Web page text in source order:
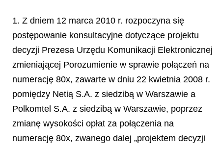
1. Z dniem 12 marca 2010 r. rozpoczyna się
postępowanie konsultacyjne dotyczące projektu
decyzji Prezesa Urzędu Komunikacji Elektronicznej
zmieniającej Porozumienie w sprawie połączeń na
numerację 80x, zawarte w dniu 22 kwietnia 2008 r.
pomiędzy Netią S.A. z siedzibą w Warszawie a
Polkomtel S.A. z siedzibą w Warszawie, poprzez
zmianę wysokości opłat za połączenia na
numerację 80x, zwanego dalej „projektem decyzji